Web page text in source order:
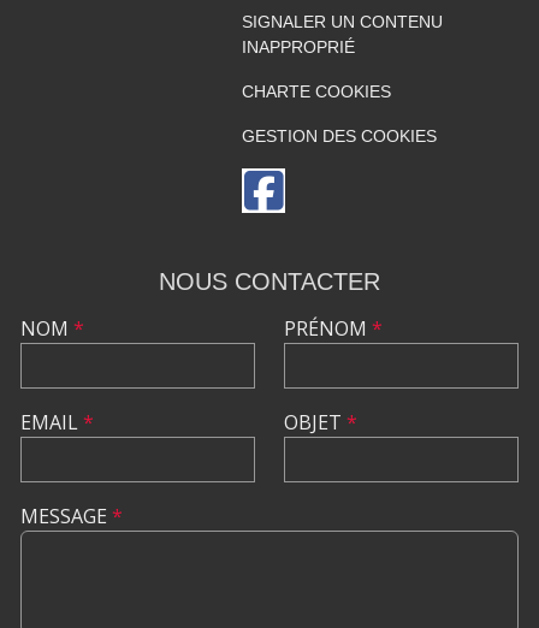
SIGNALER UN CONTENU
INAPPROPRIÉ
CHARTE COOKIES
GESTION DES COOKIES
NOUS CONTACTER
NOM *
EMAIL*
PRÉNOM *
OBJET *
MESSAGE *